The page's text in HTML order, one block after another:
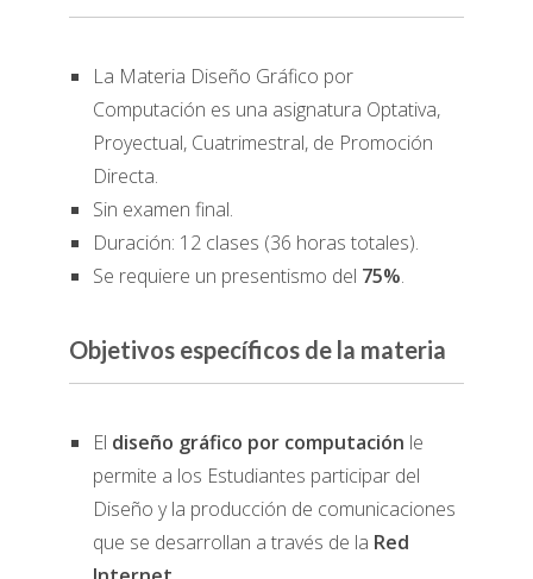
La Materia Diseño Gráfico por
Computación es una asignatura Optativa,
Proyectual, Cuatrimestral, de Promoción
Directa.
Sin examen final.
Duración: 12 clases (36 horas totales).
Se requiere un presentismo del 75%.
Objetivos específicos de la materia
El diseño gráfico por computación le
permite a los Estudiantes participar del
Diseño y la producción de comunicaciones
que se desarrollan a través de la Red